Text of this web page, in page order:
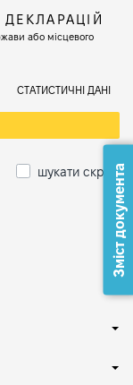
або місцевого
СТАТИСТИЧНІ ДАНІ
шукати скрізьЗміст документа